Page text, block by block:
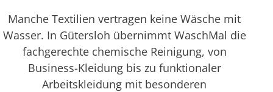
Manche Textilien vertragen keine Wäsche mit
Wasser. In Gütersloh übernimmt WaschMal die
fachgerechte chemische Reinigung, von
Business-Kleidung bis zu funktionaler
Arbeitskleidung mit besonderen